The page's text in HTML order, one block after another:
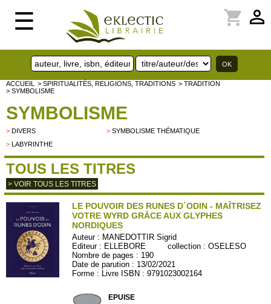
☰ perm_identity
shopping_cart
ACCUEIL > SPIRITUALITÉS, RELIGIONS, TRADITIONS > TRADITION
> SYMBOLISME
SYMBOLISME
> DIVERS >SYMBOLISME THÉMATIQUE
> LABYRINTHE
TOUS LES TITRES
> VOIR TOUS LES TITRES
LE POUVOIR DES RUNES D´ODIN - MAÎTRISEZ
VOTRE WYRD GRÂCE AUX GLYPHES
NORDIQUES
Auteur : MANEDOTTIR Sigrid
Editeur : ELLEBORE collection :OSELESO
Nombre de pages : 190
Date de parution : 13/02/2021
Forme : Livre ISBN : 9791023002164
EPUISE